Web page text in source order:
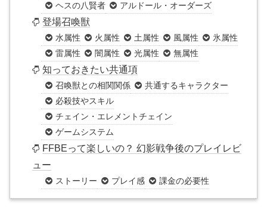
ヘスの八賢者
アルドール・オーダーズ
登場召喚獣
水属性 火属性 土属性 風属性
氷属性
雷属性
闇属性 光属性 無属性
知っておきたい共通項
召喚獣との相関関係
共通するキャラクター
必殺技やスキル
チェイン・エレメントチェイン
ゲームシステム
FFBEって楽しいの？ 幻影戦争後のプレイレビ
ュー
ストーリー プレイ感 課金の必要性